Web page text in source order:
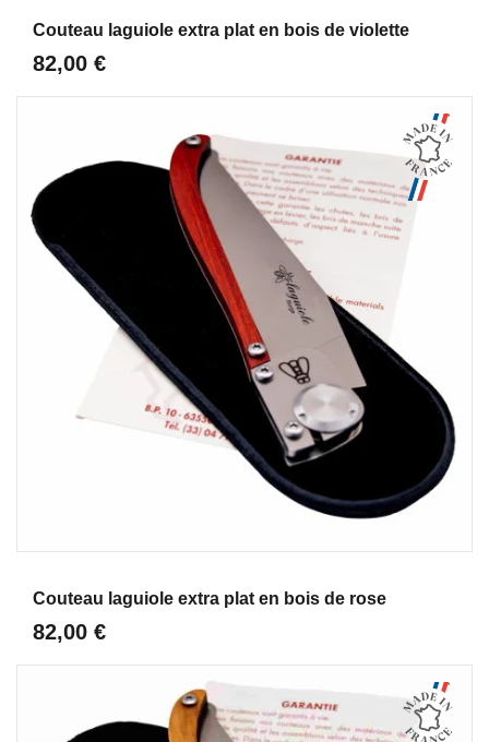
Couteau laguiole extra plat en bois de violette
82,00 €
Couteau laguiole extra plat en bois de rose
82,00 €